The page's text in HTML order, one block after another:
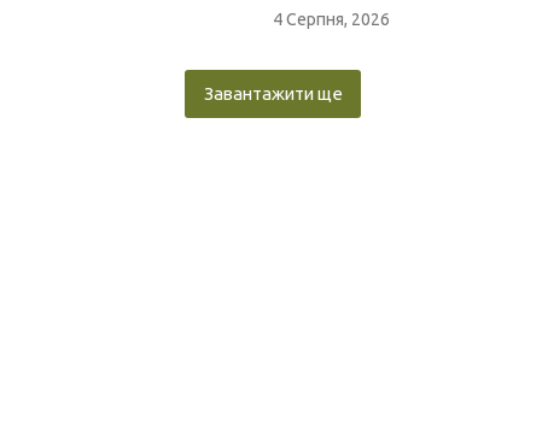
4 Серпня, 2026
Завантажити ще